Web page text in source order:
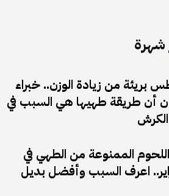
شهرة
بريئة من زيادة الوزن.. خبراء
أن طريقة طهيها هي السبب في
الممنوعة من الطهي في
اعرف السبب وأفضل بديل